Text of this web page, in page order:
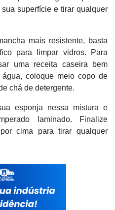
superfície e tirar qualquer
mais resistente, basta
para limpar vidros. Para
uma receita caseira bem
coloque meio copo de
chá de detergente.
esponja nessa mistura e
laminado. Finalize
cima para tirar qualquer